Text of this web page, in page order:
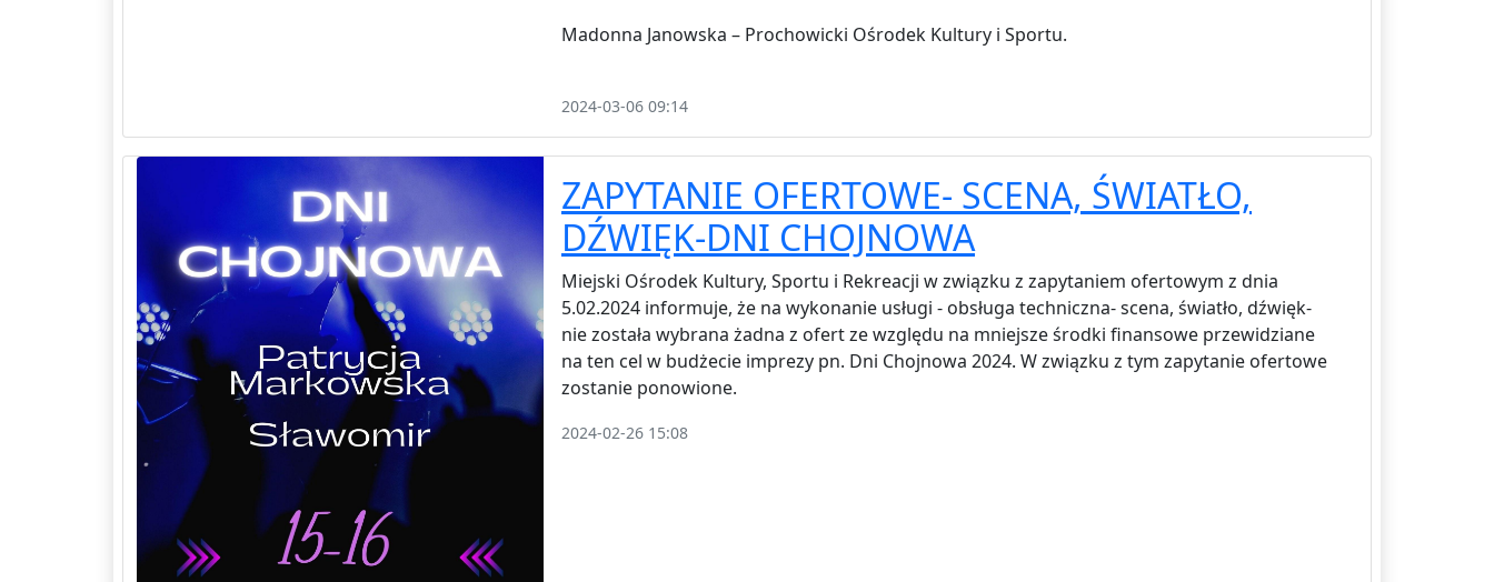
Madonna Janowska – Prochowicki Ośrodek Kultury i Sportu.
2024-03-06 09:14
ZAPYTANIE OFERTOWE- SCENA, ŚWIATŁO,
DŹWIĘK-DNI CHOJNOWA
Miejski Ośrodek Kultury, Sportu i Rekreacji w związku z zapytaniem ofertowym z dnia
5.02.2024 informuje, że na wykonanie usługi - obsługa techniczna- scena, światło, dźwięk-
nie została wybrana żadna z ofert ze względu na mniejsze środki finansowe przewidziane
na ten cel w budżecie imprezy pn. Dni Chojnowa 2024. W związku z tym zapytanie ofertowe
zostanie ponowione.
2024-02-26 15:08